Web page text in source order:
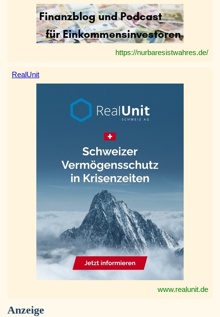
https://nurbaresistwahres.de/
RealUnit
www.realunit.de
Anzeige